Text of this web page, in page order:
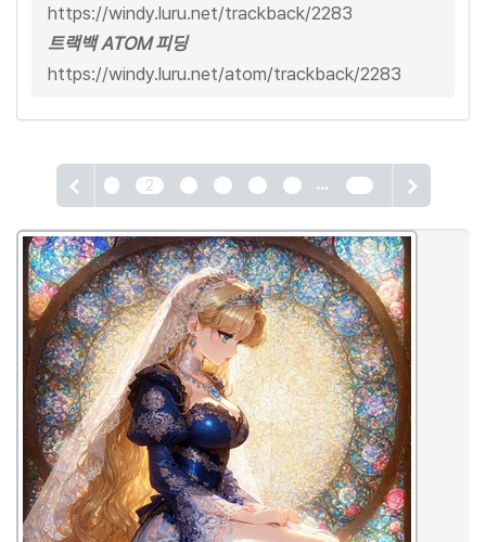
https://windy.luru.net/trackback/2283
트랙백 ATOM 피딩
https://windy.luru.net/atom/trackback/2283
2 ...